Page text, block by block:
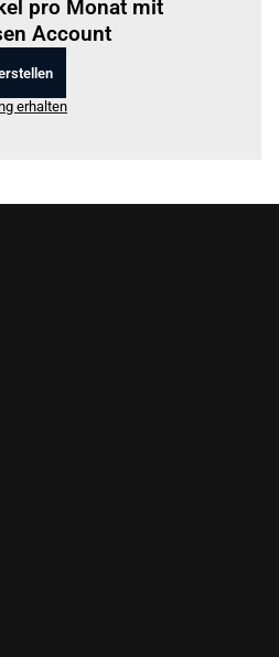
pro Monat mit
Account
erhalten